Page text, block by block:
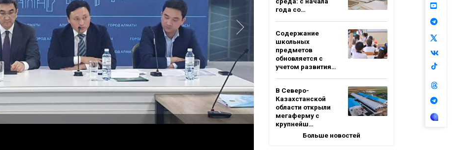
года со…
Содержание
школьных
предметов
обновляется с
учетом развития…
В Северо-
Казахстанской
области открыли
мегаферму с
крупнейш…
Больше новостей